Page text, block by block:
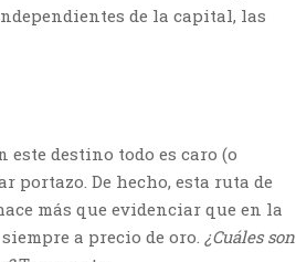
de la capital, las
este destino todo es caro (o
portazo. De hecho, esta ruta de
más que evidenciar que en la
a precio de oro. ¿Cuáles son